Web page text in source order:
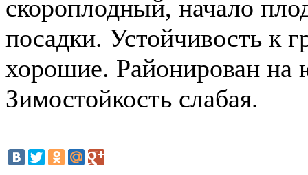
скороплодный, начало
посадки. Устойчивость к
хорошие. Районирован на
Зимостойкость слабая.